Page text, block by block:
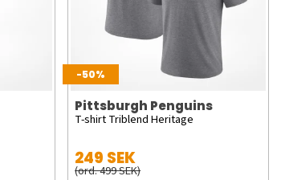
-50%
Pittsburgh Penguins
T-shirt Triblend Heritage
249 SEK
(ord. 499 SEK)